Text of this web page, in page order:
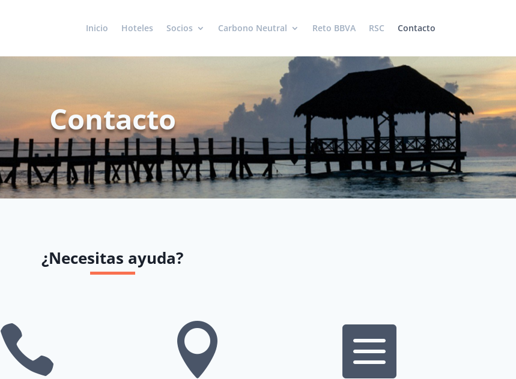
Inicio Hoteles Socios Carbono Neutral Reto BBVA RSC Contacto
Contacto
¿Necesitas ayuda?
  